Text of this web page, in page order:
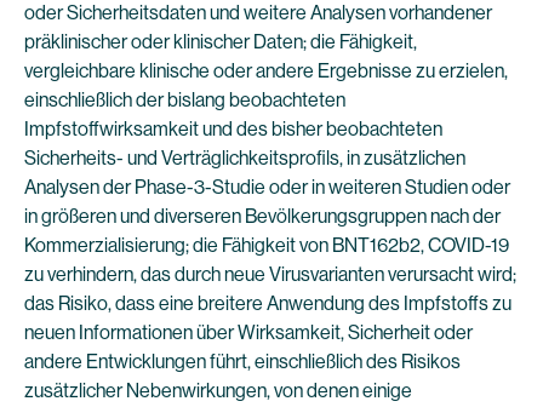
oder Sicherheitsdaten und weitere Analysen vorhandener
präklinischer oder klinischer Daten; die Fähigkeit,
vergleichbare klinische oder andere Ergebnisse zu erzielen,
einschließlich der bislang beobachteten
Impfstoffwirksamkeit und des bisher beobachteten
Sicherheits- und Verträglichkeitsprofils, in zusätzlichen
Analysen der Phase-3-Studie oder in weiteren Studien oder
in größeren und diverseren Bevölkerungsgruppen nach der
Kommerzialisierung; die Fähigkeit von BNT162b2, COVID-19
zu verhindern, das durch neue Virusvarianten verursacht wird;
das Risiko, dass eine breitere Anwendung des Impfstoffs zu
neuen Informationen über Wirksamkeit, Sicherheit oder
andere Entwicklungen führt, einschließlich des Risikos
zusätzlicher Nebenwirkungen, von denen einige